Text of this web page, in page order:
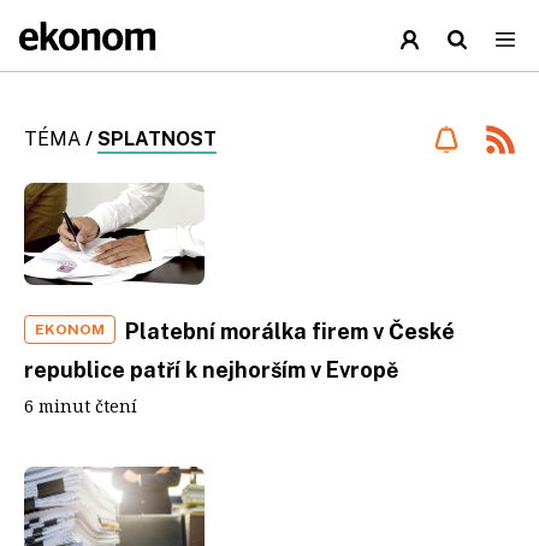
TÉMA / SPLATNOST
EKONOM
Platební morálka firem v České
republice patří k nejhorším v Evropě
6 minut čtení